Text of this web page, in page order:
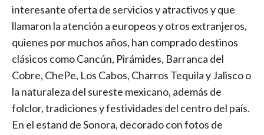
interesante oferta de servicios y atractivos y que
llamaron la atención a europeos y otros extranjeros,
quienes por muchos años, han comprado destinos
clásicos como Cancún, Pirámides, Barranca del
Cobre, ChePe, Los Cabos, Charros Tequila y Jalisco o
la naturaleza del sureste mexicano, además de
folclor, tradiciones y festividades del centro del país.
En el estand de Sonora, decorado con fotos de